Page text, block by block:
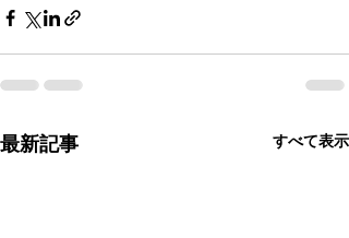
最新記事 すべて表示